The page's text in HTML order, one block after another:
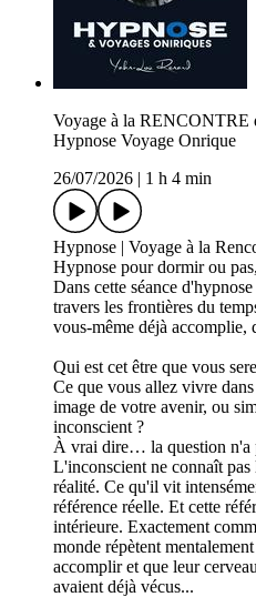
Voyage à la
Hypnose Voyage Onrique
26/07/2026 | 1 h 4 min
Hypnose | Voyage à la
Hypnose pour dormir ou
Dans cette séance
travers les frontières du
vous-même déjà accomplie,
Qui est cet être que vous
Ce que vous allez vivre
image de votre avenir, ou
inconscient ?
À vrai dire… la question n'a
L'inconscient ne connaît
réalité. Ce qu'il vit
référence réelle. Et cette
intérieure. Exactement
monde répètent
accomplir et que leur
avaient déjà vécus...